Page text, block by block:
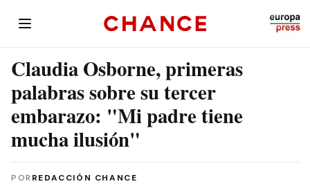
Claudia Osborne, primeras
palabras sobre su tercer
embarazo: "Mi padre tiene
mucha ilusión"
POR REDACCIÓN CHANCE